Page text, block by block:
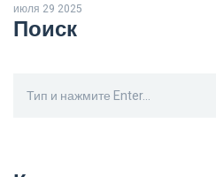
июля 29 2025
Поиск